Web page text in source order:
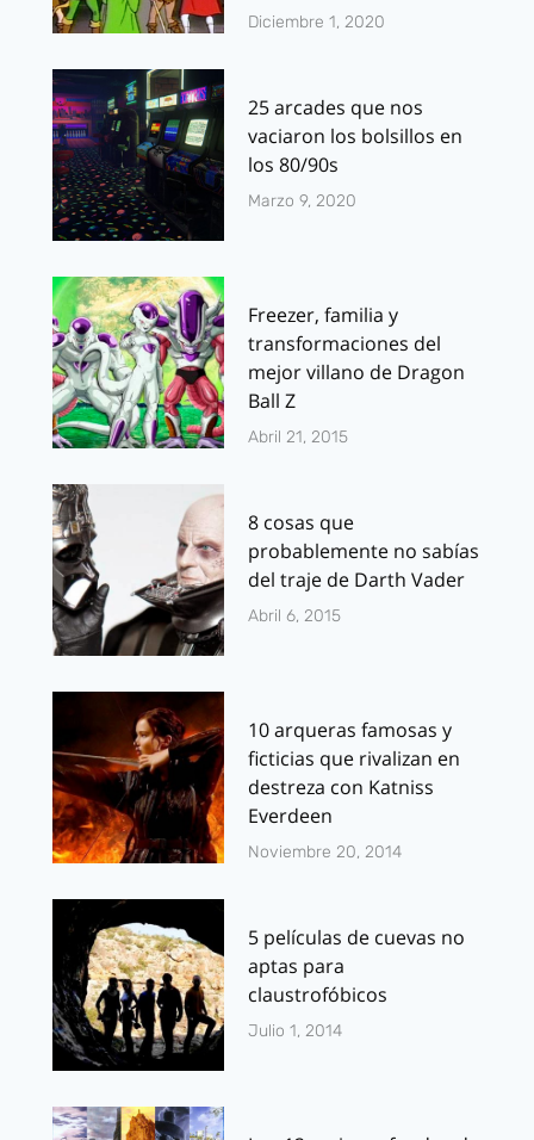
Diciembre 1, 2020
25 arcades que nos
vaciaron los bolsillos en
los 80/90s
Marzo 9, 2020
Freezer, familia y
transformaciones del
mejor villano de Dragon
Ball Z
Abril 21, 2015
8 cosas que
probablemente no sabías
del traje de Darth Vader
Abril 6, 2015
10 arqueras famosas y
ficticias que rivalizan en
destreza con Katniss
Everdeen
Noviembre 20, 2014
5 películas de cuevas no
aptas para
claustrofóbicos
Julio 1, 2014